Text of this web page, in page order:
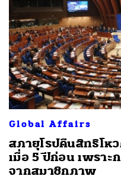
Global Affairs
สภายุโรปคืนสิทธิโห
เมื่อ 5 ปีก่อน เพราะ
จากสมาชิกภาพ